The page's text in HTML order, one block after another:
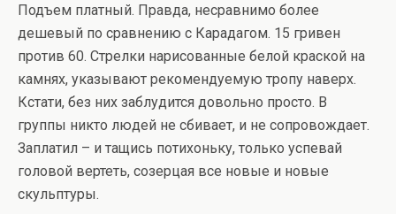
Подъем платный. Правда, несравнимо более
дешевый по сравнению с Карадагом. 15 гривен
против 60. Стрелки нарисованные белой краской на
камнях, указывают рекомендуемую тропу наверх.
Кстати, без них заблудится довольно просто. В
группы никто людей не сбивает, и не сопровождает.
Заплатил – и тащись потихоньку, только успевай
головой вертеть, созерцая все новые и новые
скульптуры.